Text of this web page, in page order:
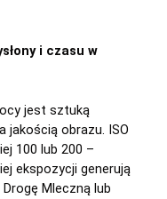
i czasu w
jest sztuką
jakością obrazu. ISO
100 lub 200 –
ekspozycji generują
Mleczną lub